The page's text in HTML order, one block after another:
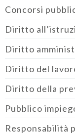
Concorsi
Diritto
Diritto
Diritto del
Diritto della
Pubblico
Responsabilità